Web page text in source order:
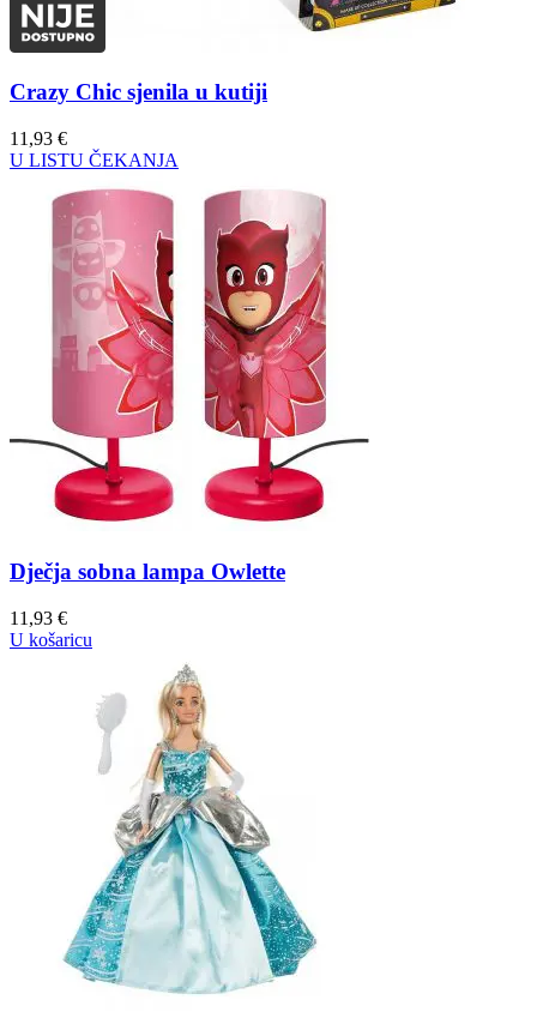
Crazy Chic sjenila u kutiji
11,93 €
U LISTU ČEKANJA
Dječja sobna lampa Owlette
11,93 €
U košaricu